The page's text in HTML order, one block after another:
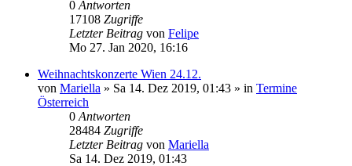
0 Antworten
17108 Zugriffe
Letzter Beitrag von Felipe
Mo 27. Jan 2020, 16:16
Weihnachtskonzerte Wien 24.12.
von Mariella » Sa 14. Dez 2019, 01:43 » in Termine
Österreich
0 Antworten
28484 Zugriffe
Letzter Beitrag von Mariella
Sa 14. Dez 2019, 01:43